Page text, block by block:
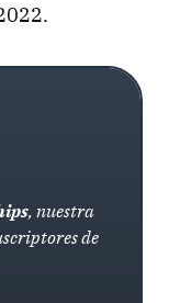
, nuestra
de